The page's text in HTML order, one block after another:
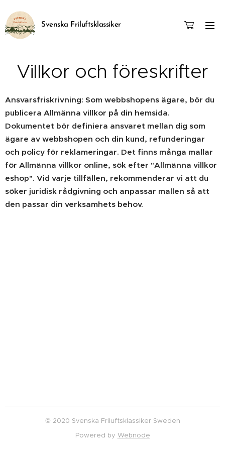
Svenska Friluftsklassiker
Villkor och föreskrifter
Ansvarsfriskrivning: Som webbshopens ägare, bör du
publicera Allmänna villkor på din hemsida.
Dokumentet bör definiera ansvaret mellan dig som
ägare av webbshopen och din kund, refunderingar
och policy för reklameringar. Det finns många mallar
för Allmänna villkor online, sök efter "Allmänna villkor
eshop". Vid varje tillfällen, rekommenderar vi att du
söker juridisk rådgivning och anpassar mallen så att
den passar din verksamhets behov.
© 2020 Svenska Friluftsklassiker Sweden
Powered by Webnode